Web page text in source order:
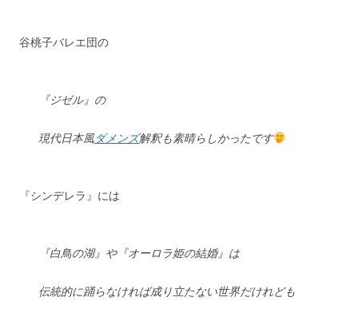
谷桃子バレエ団の
『ジゼル』の
現代日本風ダメンズ解釈も素晴らしかったです
『シンデレラ』には
『白鳥の湖』や『オーロラ姫の結婚』は
伝統的に踊らなければ成り立たない世界だけれども